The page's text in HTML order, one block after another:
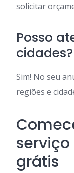
solicitar
Posso
cidades?
Sim! No seu
regiões e
grátis